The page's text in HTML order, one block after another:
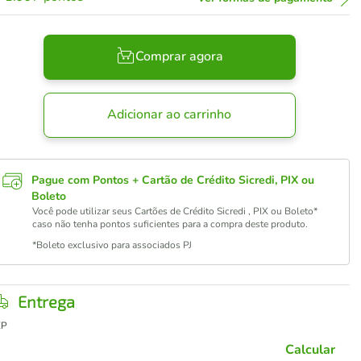
Comprar agora
Adicionar ao carrinho
Pague com Pontos + Cartão de Crédito Sicredi, PIX ou
Boleto
Você pode utilizar seus Cartões de Crédito Sicredi , PIX ou Boleto*
caso não tenha pontos suficientes para a compra deste produto.
*Boleto exclusivo para associados PJ
Entrega
Calcular